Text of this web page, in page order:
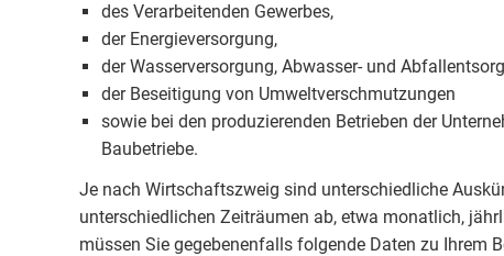
des Verarbeitenden Gewerbes,
der Energieversorgung,
der Wasserversorgung, Abwasser- und
der Beseitigung von Umweltverschmutzungen
sowie bei den produzierenden Betrieben der
Baubetriebe.
Je nach Wirtschaftszweig sind unterschiedliche
unterschiedlichen Zeiträumen ab, etwa monatlich,
müssen Sie gegebenenfalls folgende Daten zu Ihrem